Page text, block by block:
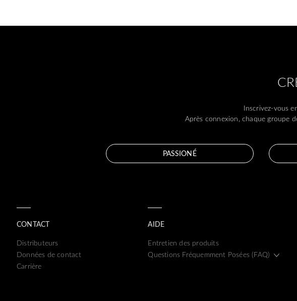
Inscrivez-vous
Après connexion, chaque groupe
PASSIONÉ
CONTACT
Distributeurs
Données de contact
Carrière
AIDE
Entretien des produits
Questions Fréquemment Posées (FAQ)